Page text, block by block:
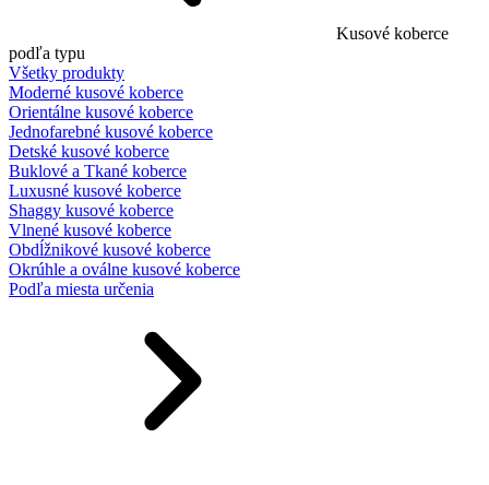
Kusové koberce
podľa typu
Všetky produkty
Moderné kusové koberce
Orientálne kusové koberce
Jednofarebné kusové koberce
Detské kusové koberce
Buklové a Tkané koberce
Luxusné kusové koberce
Shaggy kusové koberce
Vlnené kusové koberce
Obdĺžnikové kusové koberce
Okrúhle a oválne kusové koberce
Podľa miesta určenia